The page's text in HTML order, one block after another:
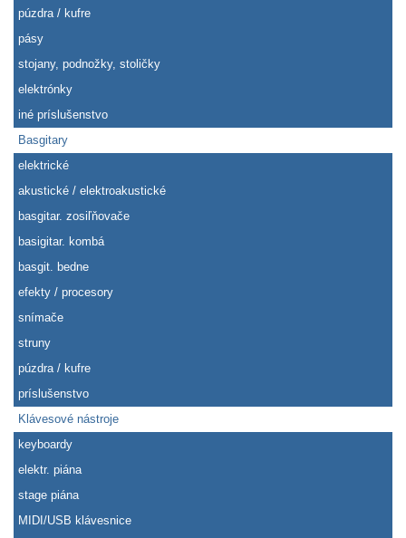
púzdra / kufre
pásy
stojany, podnožky, stoličky
elektrónky
iné príslušenstvo
Basgitary
elektrické
akustické / elektroakustické
basgitar. zosiľňovače
basigitar. kombá
basgit. bedne
efekty / procesory
snímače
struny
púzdra / kufre
príslušenstvo
Klávesové nástroje
keyboardy
elektr. piána
stage piána
MIDI/USB klávesnice